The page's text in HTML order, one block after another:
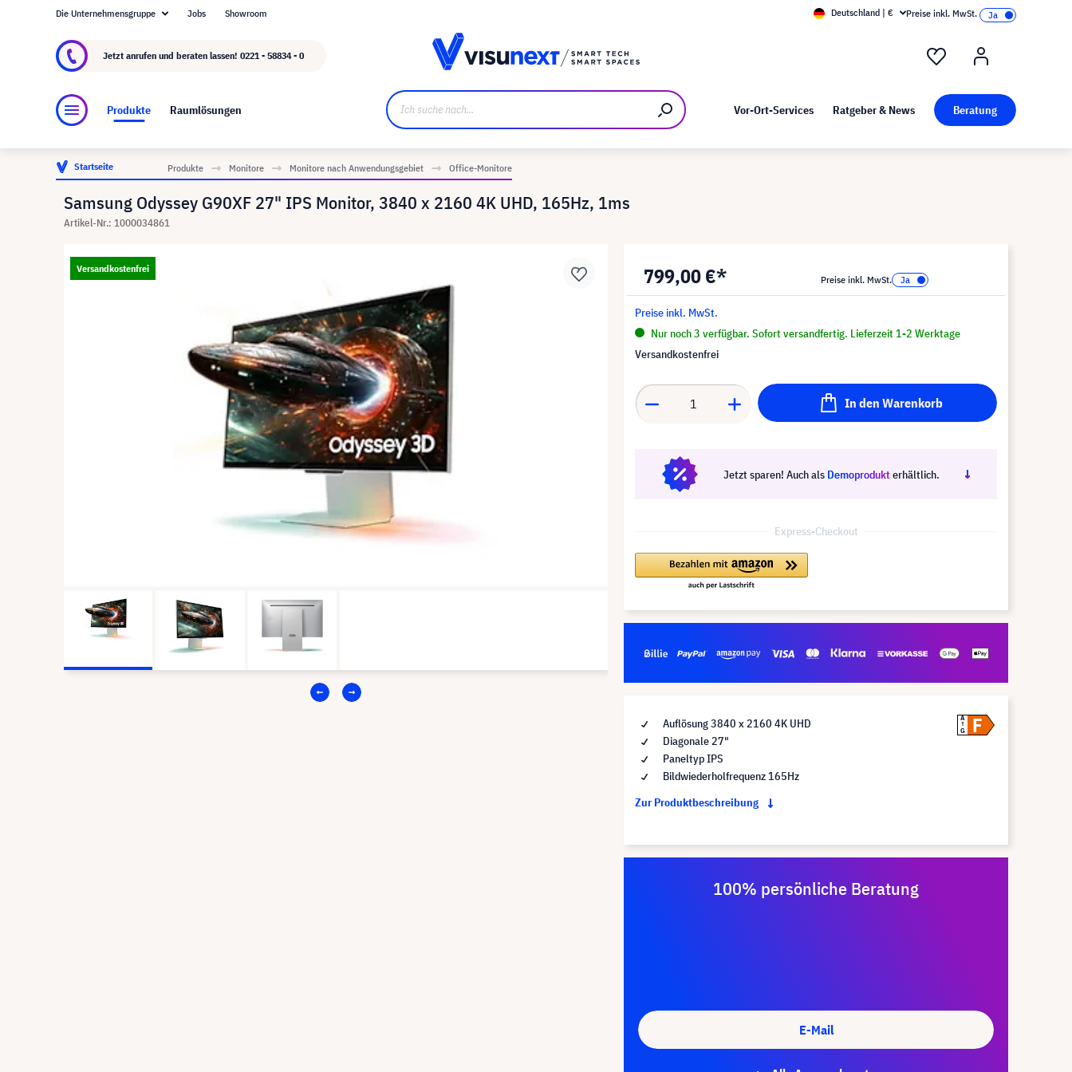
Über visunext.de Kunst bei visunext
Die Unternehmensgruppe Jobs Showroom Deutschland | € Preise inkl. MwSt.
Jetzt anrufen und beraten lassen! 0221 - 58834 - 0
Produkte Raumlösungen Vor-Ort-Services Ratgeber & News Beratung
Startseite Produkte Monitore Monitore nach Anwendungsgebiet Office-Monitore
Samsung Odyssey G90XF 27" IPS Monitor, 3840 x 2160 4K UHD, 165Hz, 1ms
Artikel-Nr.: 1000034861
Versandkostenfrei 799,00 €* Preise inkl. MwSt.
Preise inkl. MwSt.
Nur noch 3 verfügbar. Sofort versandfertig. Lieferzeit 1-2 Werktage
Versandkostenfrei
In den Warenkorb
Jetzt sparen! Auch als Demoprodukterhältlich.
Express-Checkout
Auflösung 3840 x 2160 4K UHD
Diagonale 27"
Paneltyp IPS
Bildwiederholfrequenz 165Hz
Zur Produktbeschreibung
A
G
F
100% persönliche Beratung
E-Mail